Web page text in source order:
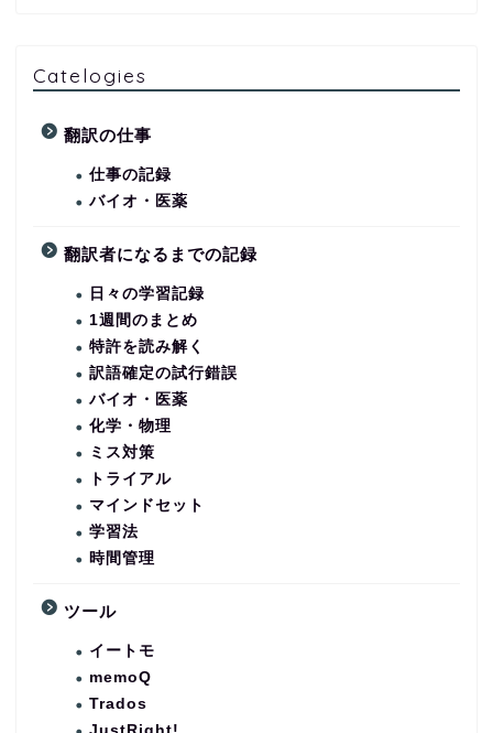
Catelogies
翻訳の仕事
仕事の記録
バイオ・医薬
翻訳者になるまでの記録
日々の学習記録
1週間のまとめ
特許を読み解く
訳語確定の試行錯誤
バイオ・医薬
化学・物理
ミス対策
トライアル
マインドセット
学習法
時間管理
ツール
イートモ
memoQ
Trados